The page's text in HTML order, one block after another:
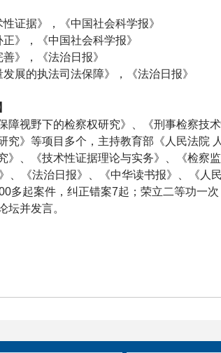
证据》，《中国社会科学报》
》，《中国社会科学报》
》，《法治日报》
展的执法司法保障》，《法治日报》
障视野下的检察权研究》、《刑事检察技
究》等项目多个，主持教育部《人民法院
》、《技术性证据理论与实务》、《检察
、《法治日报》、《中华读书报》、《
多起案件，纠正错案7起；荣立二等功一
坛并发言。